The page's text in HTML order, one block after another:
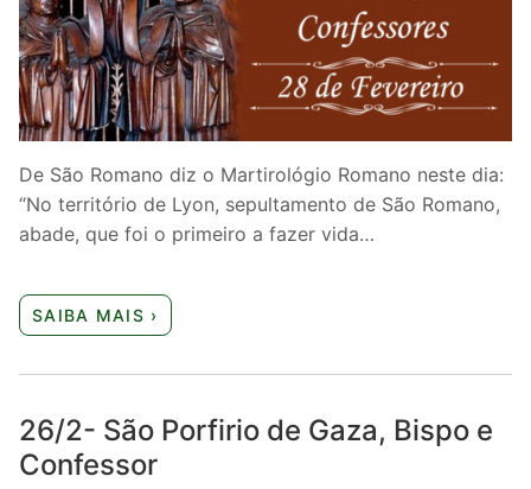
De São Romano diz o Martirológio Romano neste dia:
“No território de Lyon, sepultamento de São Romano,
abade, que foi o primeiro a fazer vida…
SAIBA MAIS ›
26/2- São Porfirio de Gaza, Bispo e
Confessor